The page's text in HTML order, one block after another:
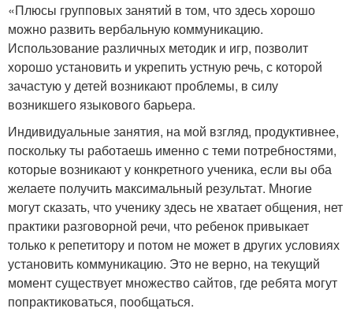
«Плюсы групповых занятий в том, что здесь хорошо
можно развить вербальную коммуникацию.
Использование различных методик и игр, позволит
хорошо установить и укрепить устную речь, с которой
зачастую у детей возникают проблемы, в силу
возникшего языкового барьера.
Индивидуальные занятия, на мой взгляд, продуктивнее,
поскольку ты работаешь именно с теми потребностями,
которые возникают у конкретного ученика, если вы оба
желаете получить максимальный результат. Многие
могут сказать, что ученику здесь не хватает общения, нет
практики разговорной речи, что ребенок привыкает
только к репетитору и потом не может в других условиях
установить коммуникацию. Это не верно, на текущий
момент существует множество сайтов, где ребята могут
попрактиковаться, пообщаться.